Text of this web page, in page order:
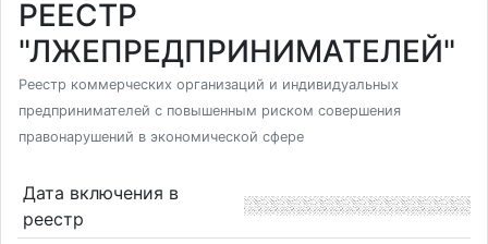
РЕЕСТР
"ЛЖЕПРЕДПРИНИМАТЕЛЕЙ"
Реестр коммерческих организаций и индивидуальных
предпринимателей с повышенным риском совершения
правонарушений в экономической сфере
Дата включения в
реестр